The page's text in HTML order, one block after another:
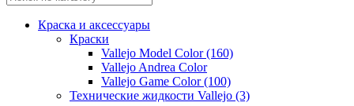
Краска и аксессуары
Краски
Vallejo Model Color (160)
Vallejo Andrea Color
Vallejo Game Color (100)
Технические жидкости Vallejo (3)